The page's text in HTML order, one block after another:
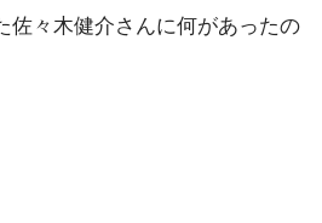
佐々木健介さんに何があったの